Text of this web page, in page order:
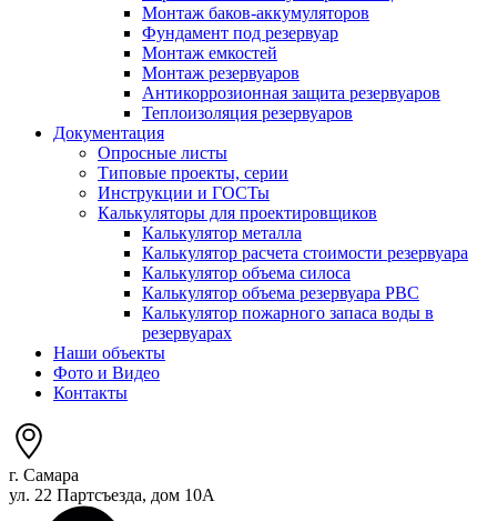
Монтаж баков-аккумуляторов
Фундамент под резервуар
Монтаж емкостей
Монтаж резервуаров
Антикоррозионная защита резервуаров
Теплоизоляция резервуаров
Документация
Опросные листы
Типовые проекты, серии
Инструкции и ГОСТы
Калькуляторы для проектировщиков
Калькулятор металла
Калькулятор расчета стоимости резервуара
Калькулятор объема силоса
Калькулятор объема резервуара РВС
Калькулятор пожарного запаса воды в
резервуарах
Наши объекты
Фото и Видео
Контакты
г. Самара
ул. 22 Партсъезда, дом 10А